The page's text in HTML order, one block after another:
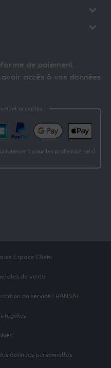
de paiement
accès à vos données
Espace Client
de vente
du service FRANSAT
légales
données personnelles